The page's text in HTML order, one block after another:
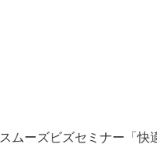
スムーズビズセミナー「